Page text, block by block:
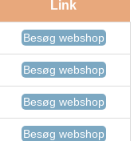
Link
Besøg webshop
Besøg webshop
Besøg webshop
Besøg webshop